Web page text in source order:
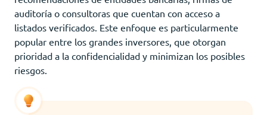
auditoría o consultoras que cuentan con acceso a
listados verificados. Este enfoque es particularmente
popular entre los grandes inversores, que otorgan
prioridad a la confidencialidad y minimizan los posibles
riesgos.